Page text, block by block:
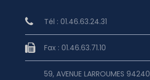
Tél : 01.46.63.24.31
Fax : 01.46.63.71.10
59, AVENUE LARROUMES 94240